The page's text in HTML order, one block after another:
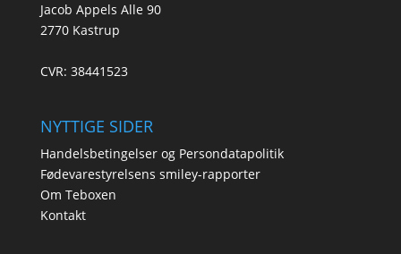
Jacob Appels Alle 90
2770 Kastrup
CVR: 38441523
NYTTIGE SIDER
Handelsbetingelser og Persondatapolitik
Fødevarestyrelsens smiley-rapporter
Om Teboxen
Kontakt